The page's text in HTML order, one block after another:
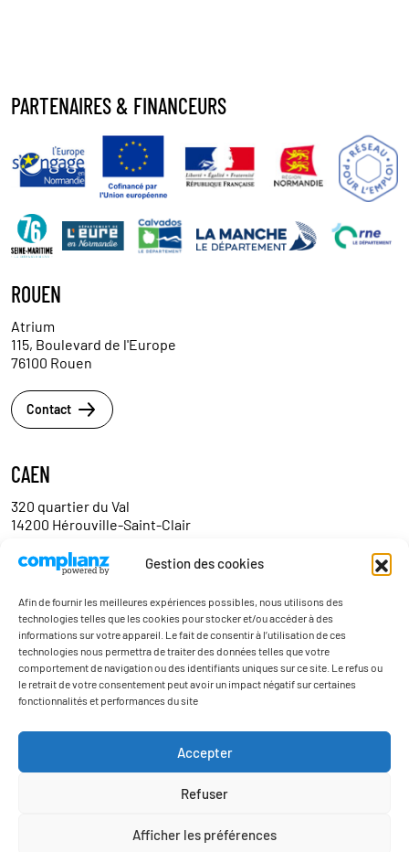
Gestion des cookies
Afin de fournir les meilleures expériences possibles, nous utilisons des
technologies telles que les cookies pour stocker et/ou accéder à des
informations sur votre appareil. Le fait de consentir à l’utilisation de ces
technologies nous permettra de traiter des données telles que votre
comportement de navigation ou des identifiants uniques sur ce site. Le refus ou
le retrait de votre consentement peut avoir un impact négatif sur certaines
fonctionnalités et performances du site
Accepter
Refuser
Afficher les préférences
PARTENAIRES & FINANCEURS
ROUEN
Atrium
115, Boulevard de l'Europe
76100 Rouen
Contact
CAEN
320 quartier du Val
14200 Hérouville-Saint-Clair
Nous contacter